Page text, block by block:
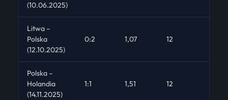
(10.06.2025)
Litwa –
Polska
(12.10.2025)
0:2 1,07 12
Polska –
Holandia
(14.11.2025)
1:1 1,51 12